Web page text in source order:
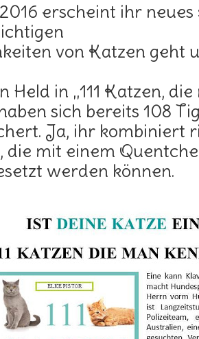
erscheint ihr
von Katzen geht
Held in „111 Katzen,
sich bereits 108
Ja, ihr kombiniert
die mit einem
werden können.